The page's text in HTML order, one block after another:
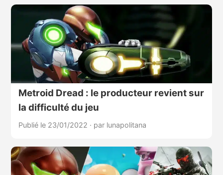
Metroid Dread : le producteur revient sur
la difficulté du jeu
Publié le 23/01/2022 · par lunapolitana